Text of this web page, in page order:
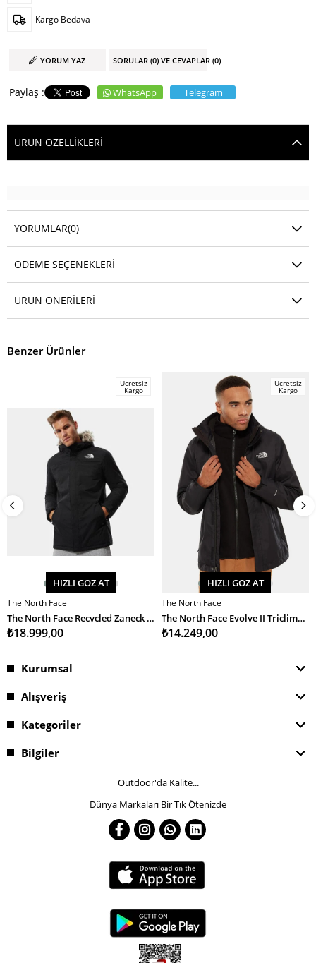
Kargo Bedava
YORUM YAZ SORULAR (0) VE CEVAPLAR (0)
WhatsApp Telegram
ÜRÜN ÖZELLIKLERI
YORUMLAR(0)
ÖDEME SEÇENEKLERI
ÜRÜN ÖNERILERI
Benzer Ürünler
SEPETE EKLE
Ücretsiz
Kargo
HIZLI GÖZ AT
The North Face
The North Face Recycled Zaneck Jacket Erkek Mont
₺18.999,00
SEPETE EKLE
Ücretsiz
Kargo
HIZLI GÖZ AT
The North Face
The North Face Evolve II Triclimate Jacket Erkek Mont
₺14.249,00
Kurumsal
Alışveriş
Kategoriler
Bilgiler
Outdoor'da Kalite...
Dünya Markaları Bir Tık Ötenizde